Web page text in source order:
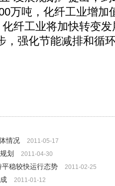
万吨，化纤工业增加
化纤工业将加快转变
，强化节能减排和循
情况
2011-05-17
划 2011-04-30
稳较快运行态势 2011-02-25
2011-01-12